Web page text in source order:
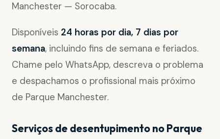
Manchester — Sorocaba.
Disponíveis 24 horas por dia, 7 dias por
semana, incluindo fins de semana e feriados.
Chame pelo WhatsApp, descreva o problema
e despachamos o profissional mais próximo
de Parque Manchester.
Serviços de desentupimento no Parque